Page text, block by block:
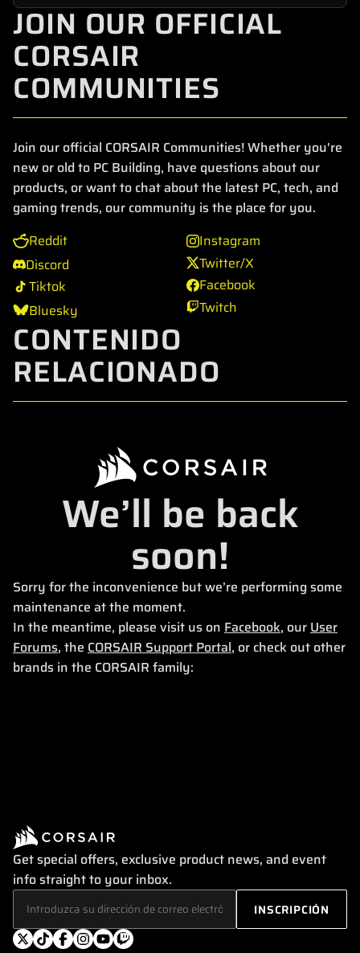
JOIN OUR OFFICIAL
CORSAIR
COMMUNITIES
Join our official CORSAIR Communities! Whether you're
new or old to PC Building, have questions about our
products, or want to chat about the latest PC, tech, and
gaming trends, our community is the place for you.
Reddit
Discord
Tiktok
Bluesky
Instagram
Twitter/X
Facebook
Twitch
CONTENIDO
RELACIONADO
We’ll be back
soon!
Sorry for the inconvenience but we’re performing some
maintenance at the moment.
In the meantime, please visit us on Facebook, our User
Forums, the CORSAIR Support Portal, or check out other
brands in the CORSAIR family:
Get special offers, exclusive product news, and event
info straight to your inbox.